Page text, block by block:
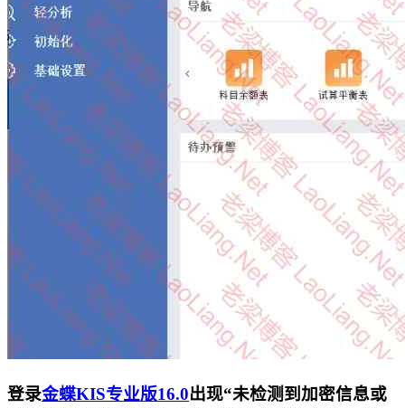
登录金蝶KIS专业版16.0出现“未检测到加密信息或